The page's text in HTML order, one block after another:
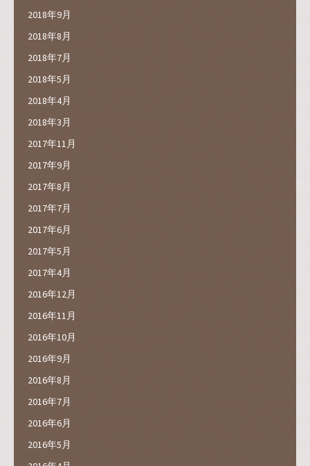
2018年9月
2018年8月
2018年7月
2018年5月
2018年4月
2018年3月
2017年11月
2017年9月
2017年8月
2017年7月
2017年6月
2017年5月
2017年4月
2016年12月
2016年11月
2016年10月
2016年9月
2016年8月
2016年7月
2016年6月
2016年5月